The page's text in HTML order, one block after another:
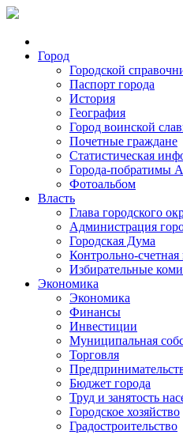
Город
Городской
Паспорт города
История
География
Город воинской
Почетные граждане
Статистическая
Города-побратимы
Фотоальбом
Власть
Глава городского
Администрация
Городская Дума
Контрольно-счетная
Избирательные
Экономика
Экономика
Финансы
Инвестиции
Муниципальная
Торговля
Бюджет города
Труд и занятость
Городское хозяйство
Градостроительство